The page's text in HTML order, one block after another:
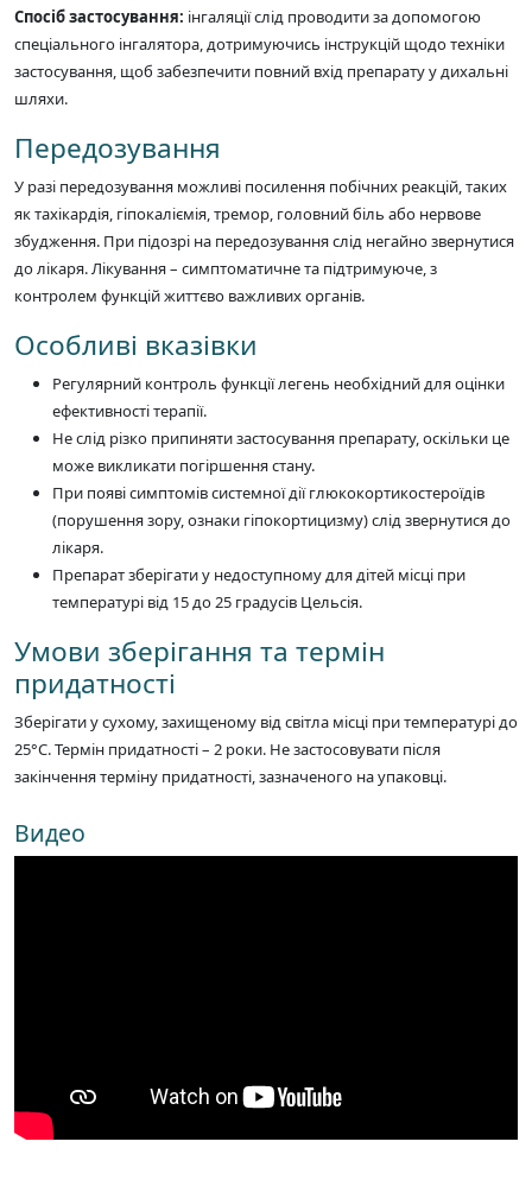
Спосіб застосування: інгаляції слід проводити за допомогою
спеціального інгалятора, дотримуючись інструкцій щодо техніки
застосування, щоб забезпечити повний вхід препарату у дихальні
шляхи.
Передозування
У разі передозування можливі посилення побічних реакцій, таких
як тахікардія, гіпокаліємія, тремор, головний біль або нервове
збудження. При підозрі на передозування слід негайно звернутися
до лікаря. Лікування – симптоматичне та підтримуюче, з
контролем функцій життєво важливих органів.
Особливі вказівки
Регулярний контроль функції легень необхідний для оцінки
ефективності терапії.
Не слід різко припиняти застосування препарату, оскільки це
може викликати погіршення стану.
При появі симптомів системної дії глюкокортикостероїдів
(порушення зору, ознаки гіпокортицизму) слід звернутися до
лікаря.
Препарат зберігати у недоступному для дітей місці при
температурі від 15 до 25 градусів Цельсія.
Умови зберігання та термін
придатності
Зберігати у сухому, захищеному від світла місці при температурі до
25°C. Термін придатності – 2 роки. Не застосовувати після
закінчення терміну придатності, зазначеного на упаковці.
Видео